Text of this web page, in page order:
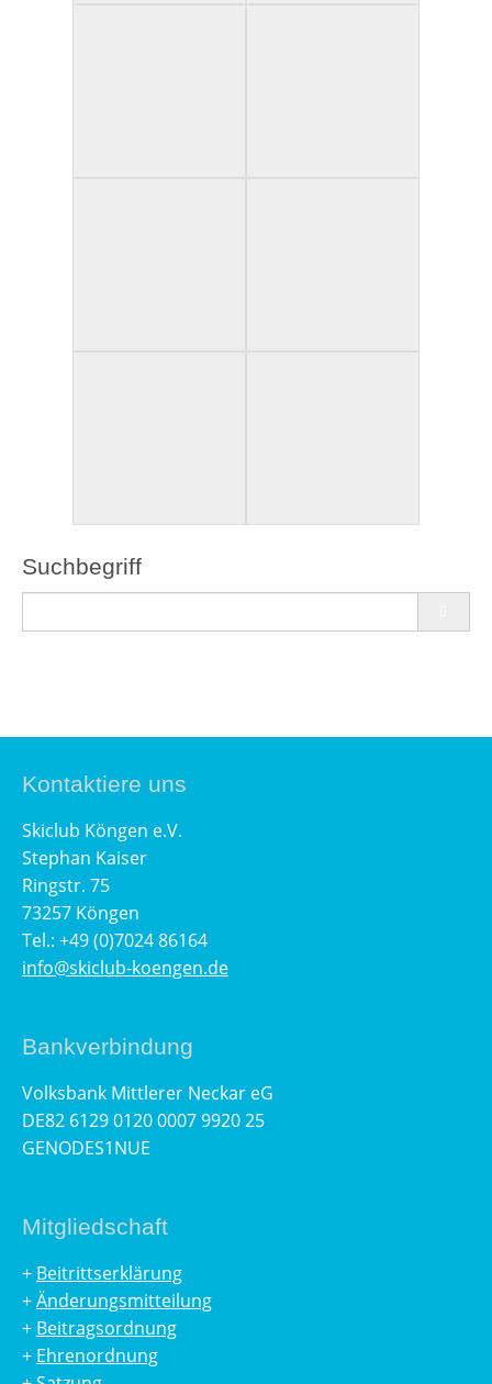
Suchbegriff
Kontaktiere uns
Skiclub Köngen e.V.
Stephan Kaiser
Ringstr. 75
73257 Köngen
Tel.: +49 (0)7024 86164
info@skiclub-koengen.de
Bankverbindung
Volksbank Mittlerer Neckar eG
DE82 6129 0120 0007 9920 25
GENODES1NUE
Mitgliedschaft
+ Beitrittserklärung
+Änderungsmitteilung
+ Beitragsordnung
+ Ehrenordnung